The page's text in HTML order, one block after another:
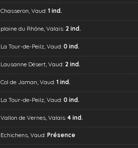
Chasseron, Vaud: 1 ind.
plaine du Rhône, Valais: 2 ind.
La Tour-de-Peilz, Vaud: 0 ind.
Lausanne Désert, Vaud: 2 ind.
Col de Jaman, Vaud: 1 ind.
La Tour-de-Peilz, Vaud: 0 ind.
Vallon de Vernes, Valais: 4 ind.
Echichens, Vaud: Présence